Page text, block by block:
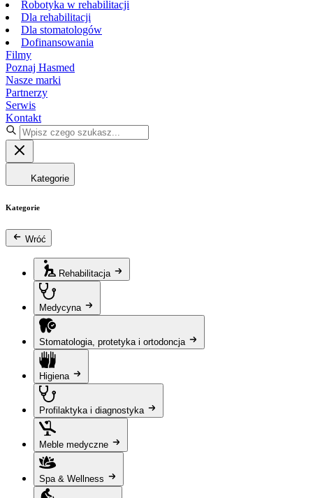
Robotyka w rehabilitacji
Dla rehabilitacji
Dla stomatologów
Dofinansowania
Filmy
Poznaj Hasmed
Nasze marki
Partnerzy
Serwis
Kontakt
Kategorie
Kategorie
Wróć
Rehabilitacja
Medycyna
Stomatologia, protetyka i ortodoncja
Higiena
Profilaktyka i diagnostyka
Meble medyczne
Spa & Wellness